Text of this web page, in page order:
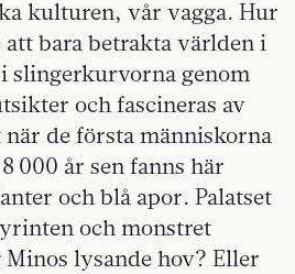
kulturen, vår vagga. Hur
bara betrakta världen i
slingerkurvorna genom
och fascineras av
de första människorna
000 år sen fanns här
och blå apor. Palatset
och monstret
lysande hov? Eller